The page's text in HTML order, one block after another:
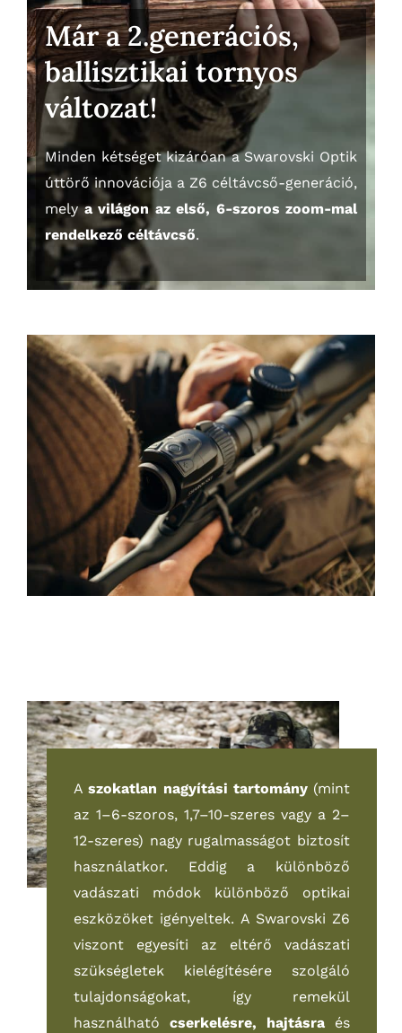
Már a 2.generációs,
ballisztikai tornyos
változat!
Minden kétséget kizáróan a Swarovski Optik
úttörő innovációja a Z6 céltávcső-generáció,
melya világon az első, 6-szoros zoom-mal
rendelkező céltávcső.
Aszokatlan nagyítási tartomány(mint
az 1–6-szoros, 1,7–10-szeres vagy a 2–
12-szeres) nagy rugalmasságot biztosít
használatkor. Eddig a különböző
vadászati módok különböző optikai
eszközöket igényeltek. A Swarovski Z6
viszont egyesíti az eltérő vadászati
szükségletek kielégítésére szolgáló
tulajdonságokat, így remekül
használható cserkelésre, hajtásra és